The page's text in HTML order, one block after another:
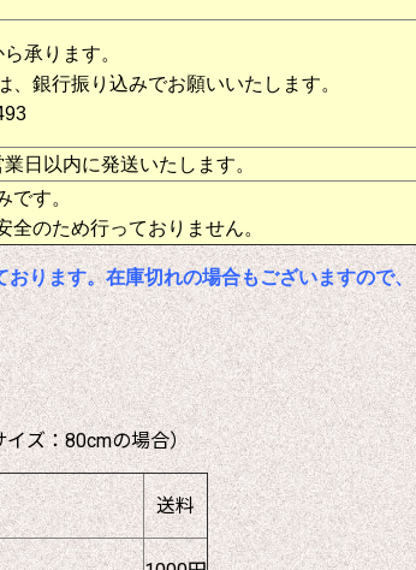
承ります。
、銀行振り込みでお願いいたします。
日以内に発送いたします。
です。
全のため行っておりません。
ります。在庫切れの場合もございますので、
：80cmの場合）
送料